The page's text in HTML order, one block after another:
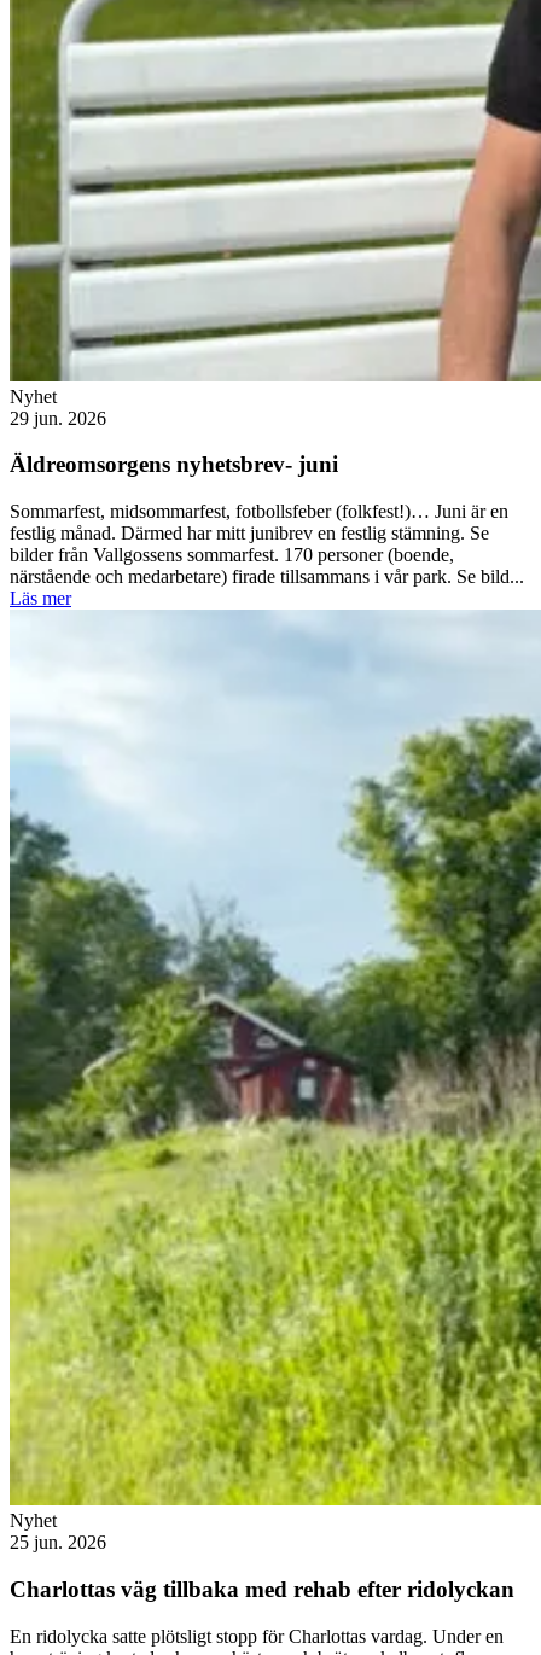
Nyhet
29 jun. 2026
Äldreomsorgens nyhetsbrev- juni
Sommarfest, midsommarfest, fotbollsfeber (folkfest!)… Juni är en
festlig månad. Därmed har mitt junibrev en festlig stämning. Se
bilder från Vallgossens sommarfest. 170 personer (boende,
närstående och medarbetare) firade tillsammans i vår park. Se bild...
Läs mer
Nyhet
25 jun. 2026
Charlottas väg tillbaka med rehab efter ridolyckan
En ridolycka satte plötsligt stopp för Charlottas vardag. Under en